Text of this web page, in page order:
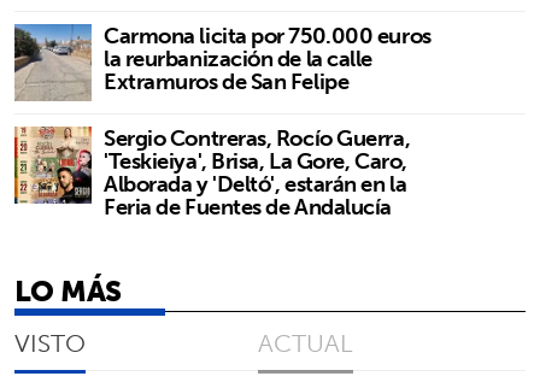
Carmona licita por 750.000 euros
la reurbanización de la calle
Extramuros de San Felipe
Sergio Contreras, Rocío Guerra,
'Teskieiya', Brisa, La Gore, Caro,
Alborada y 'Deltó', estarán en la
Feria de Fuentes de Andalucía
LO MÁS
VISTO ACTUAL